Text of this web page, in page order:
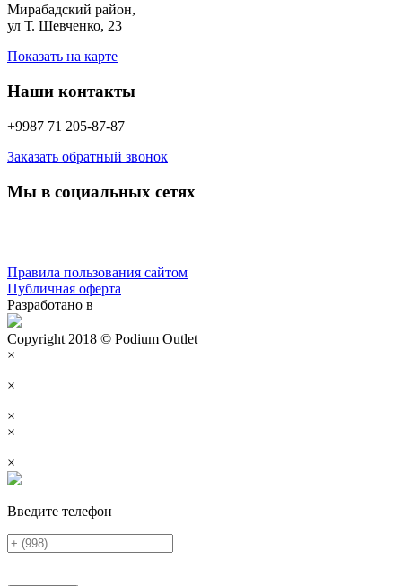
Мирабадский район,
ул Т. Шевченко, 23
Показать на карте
Наши контакты
+9987 71 205-87-87
Заказать обратный звонок
Мы в социальных сетях
Правила пользования сайтом
Публичная оферта
Разработано в
Copyright 2018 © Podium Outlet
×
×
×
×
×
Введите телефон